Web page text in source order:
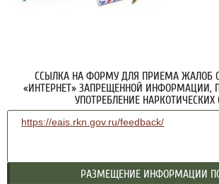
ССЫЛКА НА ФОРМУ ДЛЯ ПРИЕМА ЖАЛОБ
«ИНТЕРНЕТ» ЗАПРЕЩЕННОЙ ИНФОРМАЦИИ,
УПОТРЕБЛЕНИЕ НАРКОТИЧЕСКИХ
https://eais.rkn.gov.ru/feedback/
РАЗМЕЩЕНИЕ ИНФОРМАЦИИ